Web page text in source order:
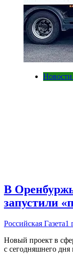
В
запустили
Российская Газета1
Новый проект в
с сегодняшнего